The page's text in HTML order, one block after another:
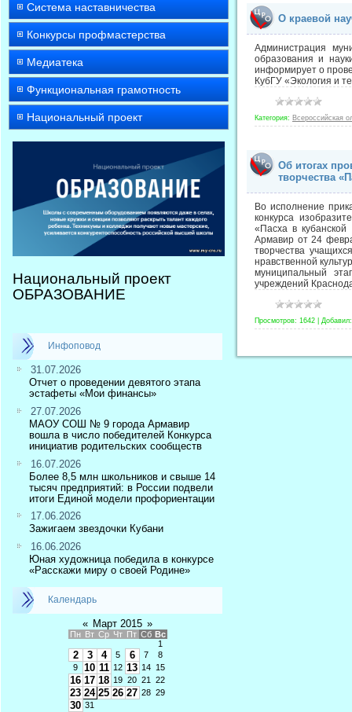
Система наставничества
Конкурсы профмастерства
Медиатека
Функциональная грамотность
Национальный проект
Национальный проект
ОБРАЗОВАНИЕ
Инфоповод
31.07.2026
Отчет о проведении девятого этапа
эстафеты «Мои финансы»
27.07.2026
МАОУ СОШ № 9 города Армавир
вошла в число победителей Конкурса
инициатив родительских сообществ
16.07.2026
Более 8,5 млн школьников и свыше 14
тысяч предприятий: в России подвели
итоги Единой модели профориентации
17.06.2026
Зажигаем звездочки Кубани
16.06.2026
Юная художница победила в конкурсе
«Расскажи миру о своей Родине»
Календарь
« Март 2015 »
Пн Вт Ср Чт Пт Сб Вс
1
2 3 4 5 6 7
8
9
10 11 12 13 14 15
16 17 18 19 20 21 22
23 24 25 26 27 28 29
30 31
О краевой
Администрация
образования и
информирует о
КубГУ «Экология и
Категория: Всероссийская
Об итогах
творчества
Во исполнение
конкурса
«Пасха в
Армавир от 24
творчества
нравственной
муниципальный
учреждений
Просмотров: 1642 Добавил: